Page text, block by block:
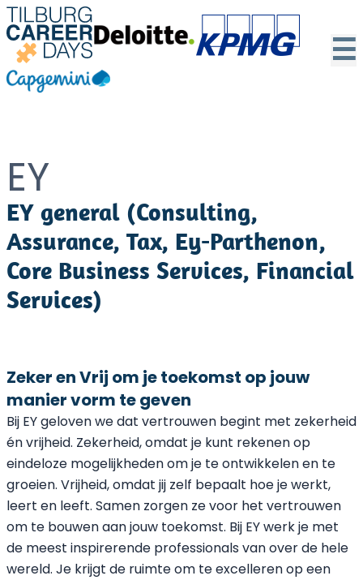
☰
EY
EY general (Consulting,
Assurance, Tax, Ey-Parthenon,
Core Business Services, Financial
Services)
Zeker en Vrij om je toekomst op jouw
manier vorm te geven
Bij EY geloven we dat vertrouwen begint met zekerheid
én vrijheid. Zekerheid, omdat je kunt rekenen op
eindeloze mogelijkheden om je te ontwikkelen en te
groeien. Vrijheid, omdat jij zelf bepaalt hoe je werkt,
leert en leeft. Samen zorgen ze voor het vertrouwen
om te bouwen aan jouw toekomst. Bij EY werk je met
de meest inspirerende professionals van over de hele
wereld. Je krijgt de ruimte om te excelleren op een